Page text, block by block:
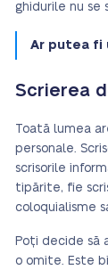
ghidurile nu se
Ar putea fi
Scrierea
Toată lumea
personale.
scrisorile
tipărite, fie
coloquialisme
Poți decide să
o omite. Este